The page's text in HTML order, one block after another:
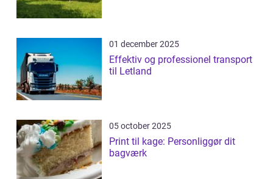
01 december 2025
Effektiv og professionel transport
til Letland
05 october 2025
Print til kage: Personliggør dit
bagværk